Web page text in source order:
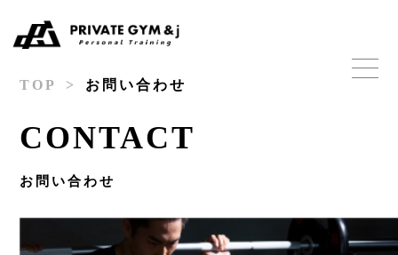
TOP お問い合わせ
CONTACT
お問い合わせ